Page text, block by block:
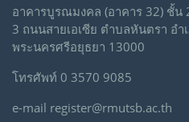
อาคารบูรณมงคล (อาคาร 32) ชั้น
3 ถนนสายเอเซีย ตำบลหันตรา อ
พระนครศรีอยุธยา 13000
โทรศัพท์ 0 3570 9085
e-mail register@rmutsb.ac.th